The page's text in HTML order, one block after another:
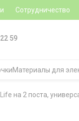
Сотрудничество
59
Материалы для
на 2 поста,